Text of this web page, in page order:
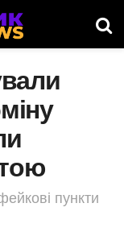
пункти